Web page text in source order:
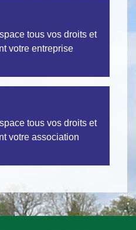
tous vos droits et
votre entreprise
tous vos droits et
votre association